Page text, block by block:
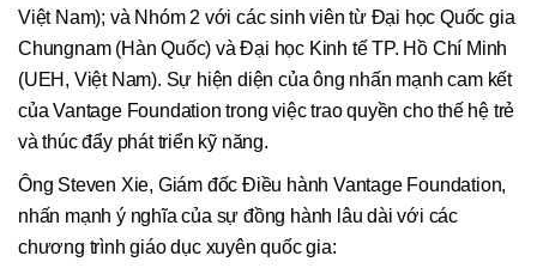
Việt Nam); và Nhóm 2 với các sinh viên từ Đại học Quốc gia
Chungnam (Hàn Quốc) và Đại học Kinh tế TP. Hồ Chí Minh
(UEH, Việt Nam). Sự hiện diện của ông nhấn mạnh cam kết
của Vantage Foundation trong việc trao quyền cho thế hệ trẻ
và thúc đẩy phát triển kỹ năng.
Ông Steven Xie, Giám đốc Điều hành Vantage Foundation,
nhấn mạnh ý nghĩa của sự đồng hành lâu dài với các
chương trình giáo dục xuyên quốc gia: